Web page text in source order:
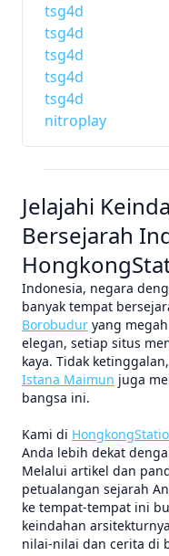
tsg4d
tsg4d
tsg4d
tsg4d
tsg4d
nitroplay
Jelajahi
Bersejarah
Indonesia, negara
banyak tempat
Borobudur yang
elegan, setiap situs
kaya. Tidak ketinggalan,
Istana Maimun juga
bangsa ini.
Kami di
Anda lebih dekat
Melalui artikel dan
petualangan sejarah
ke tempat-tempat ini
keindahan
nilai-nilai dan cerita di